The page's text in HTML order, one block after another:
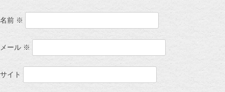
名前 ※
メール ※
サイト